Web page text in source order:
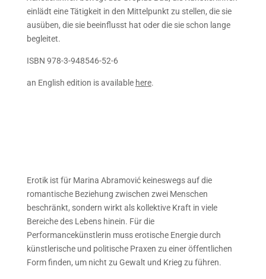
einlädt eine Tätigkeit in den Mittelpunkt zu stellen, die sie
ausüben, die sie beeinflusst hat oder die sie schon lange
begleitet.
ISBN 978-3-948546-52-6
an English edition is available here.
Erotik ist für Marina Abramović keineswegs auf die
romantische Beziehung zwischen zwei Menschen
beschränkt, sondern wirkt als kollektive Kraft in viele
Bereiche des Lebens hinein. Für die
Performancekünstlerin muss erotische Energie durch
künstlerische und politische Praxen zu einer öffentlichen
Form finden, um nicht zu Gewalt und Krieg zu führen.